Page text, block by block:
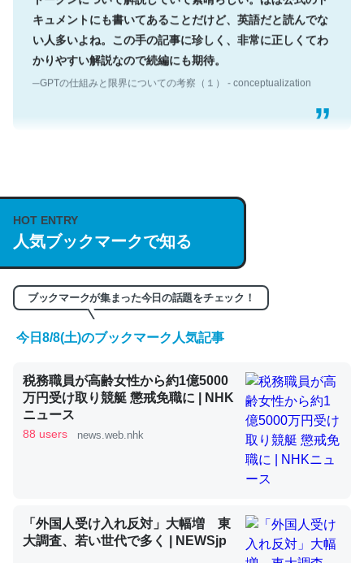
キュメントにも書いてあることだけど、英語だと読んでな
い人多いよね。この手の記事に珍しく、非常に正しくてわ
かりやすい解説なので続編にも期待。
─GPTの仕組みと限界についての考察（１） - conceptualization
説してる記事が少ないので貴重な良記事。/続編来た
https://isobe324649.hatenablog.com/entry/2023/03/27
/064121
─GPTの仕組みと限界についての考察（１） - conceptualization
くらい。小説でいう「ずっと前の伏線」は回収されないけ
ど、短期記憶というには多い分量。進化すればするほど分
かりやすく強くなりそう
─GPTの仕組みと限界についての考察（１） - conceptualization
昆虫ってカルシウム少ないのか。知らんかった。調べたら
HOT ENTRY
人気ブックマークで知る
ブックマークが集まった今日の話題をチェック！
今日8/8(土)のブックマーク人気記事
税務職員が高齢女性から約1億5000
万円受け取り競艇 懲戒免職に | NHK
ニュース
88 users news.web.nhk
「外国人受け入れ反対」大幅増 東
大調査、若い世代で多く | NEWSjp